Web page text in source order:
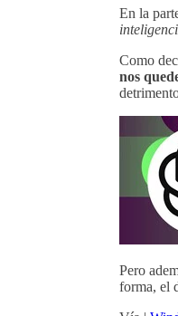
En la
Como
nos
Pero
forma, el